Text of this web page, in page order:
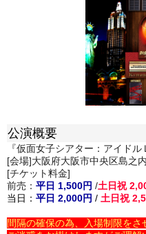
公演概要
『仮面女子シアター：アイドル
[会場]大阪府大阪市中央区島之
[チケット料金]
前売： 平日 1,500円 /土日祝
当日： 平日 2,000円 / 土日祝
間隔の確保の為、入場制限をさ